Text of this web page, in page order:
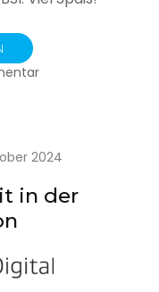
zu
seinen
Lagebericht
zur
in
Deutschland
2024
in der